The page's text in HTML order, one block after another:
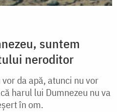
suntem
neroditor
da apă, atunci nu vor
harul lui Dumnezeu nu va
în om.